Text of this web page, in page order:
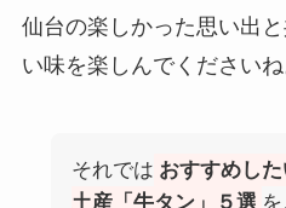
仙台の楽しかった思い出
い味を楽しんでくださいね
それでは おすすめし
土産「牛タン」５選